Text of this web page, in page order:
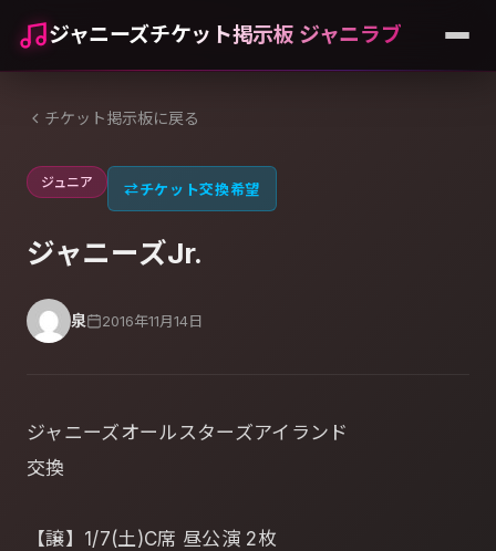
ジャニーズチケット掲示板 ジャニラブ
チケット掲示板に戻る
ジュニア ⇄チケット交換希望
ジャニーズJr.
泉 2016年11月14日
ジャニーズオールスターズアイランド
交換
【譲】1/7(土)C席 昼公演 2枚